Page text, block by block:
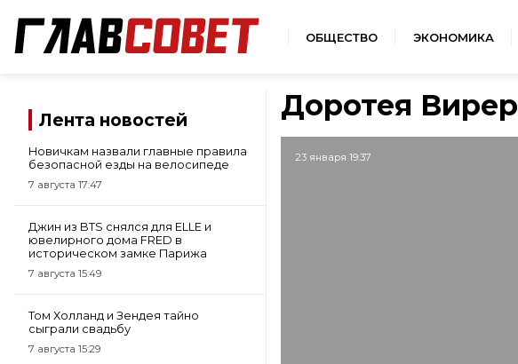
ОБЩЕСТВО ЭКОНОМИКА
Лента новостей
Новичкам назвали главные правила
безопасной езды на велосипеде
7 августа 17:47
Джин из BTS снялся для ELLE и
ювелирного дома FRED в
историческом замке Парижа
7 августа 15:49
Том Холланд и Зендея тайно
сыграли свадьбу
7 августа 15:29
Доротея Вирер
23 января 19:37